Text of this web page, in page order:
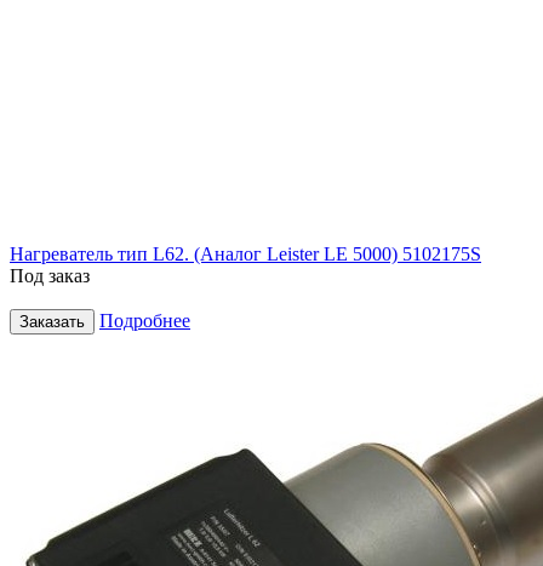
Нагреватель тип L62. (Аналог Leister LE 5000) 5102175S
Под заказ
Заказать Подробнее